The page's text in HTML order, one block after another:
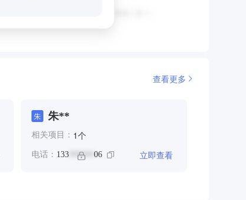
查看更多
朱 朱**
相关项目： 1个
电话： 133****** 06 立即查看